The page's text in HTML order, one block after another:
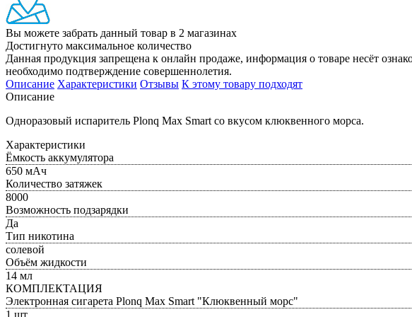
Вы можете забрать данный товар в 2 магазинах
Достигнуто максимальное количество
Данная продукция запрещена к онлайн продаже, информация о товаре несёт
необходимо подтверждение совершеннолетия.
Описание Характеристики Отзывы К этому товару подходят
Описание
Одноразовый испаритель Plonq Max Smart со вкусом клюквенного морса.
Характеристики
Ёмкость аккумулятора
650 мАч
Количество затяжек
8000
Возможность подзарядки
Да
Тип никотина
солевой
Объём жидкости
14 мл
КОМПЛЕКТАЦИЯ
Электронная сигарета Plonq Max Smart "Клюквенный морс"
1 шт